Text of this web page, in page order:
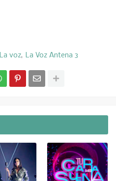
La voz La Voz Antena 3